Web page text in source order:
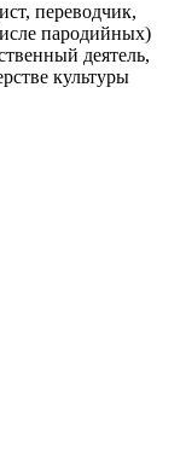
переводчик,
пародийных)
деятель,
культуры